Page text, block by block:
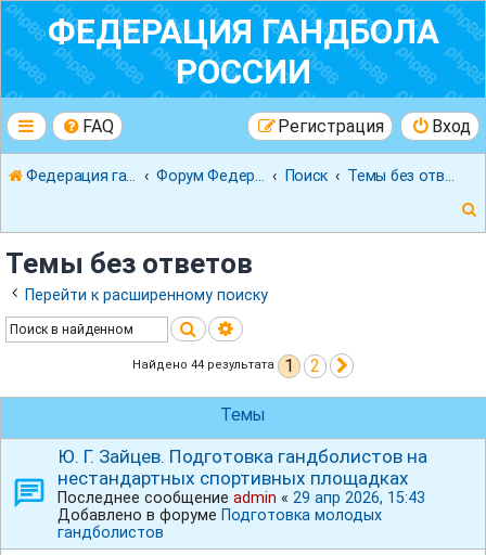
ФЕДЕРАЦИЯ ГАНДБОЛА
РОССИИ
FAQ Вход
Регистрация
Федерация гандбола России Поиск
Темы без ответов
Перейти к расширенному поиску
ПоискРасширенный поиск
Найдено 44 результата 1 2
Темы
Ю. Г. Зайцев. Подготовка гандболистов на
нестандартных спортивных площадках
Последнее сообщение admin « 29 апр 2026, 15:43
Добавлено в форуме Подготовка молодых
гандболистов